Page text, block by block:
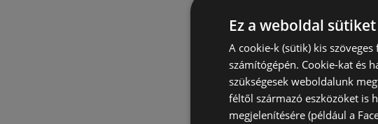
Ez a weboldal
A cookie-k (sütik) kis
számítógépén. Cookie-kat és
szükségesek weboldalunk
féltől származó eszközöket is
megjelenítésére (például a